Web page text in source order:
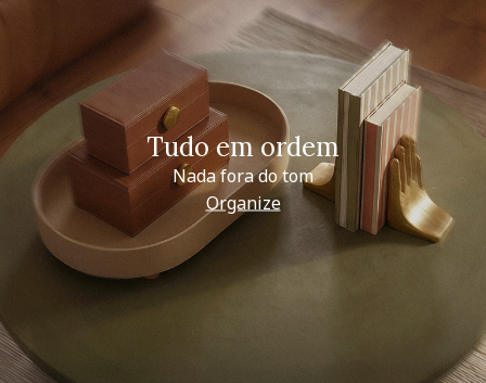
Tudo em ordem
Nada fora do tom
Organize